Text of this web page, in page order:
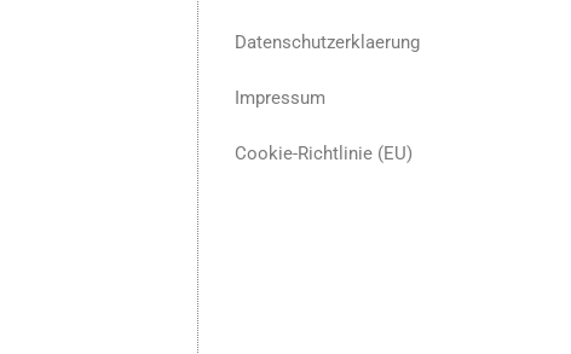
Datenschutzerklaerung
Impressum
Cookie-Richtlinie (EU)